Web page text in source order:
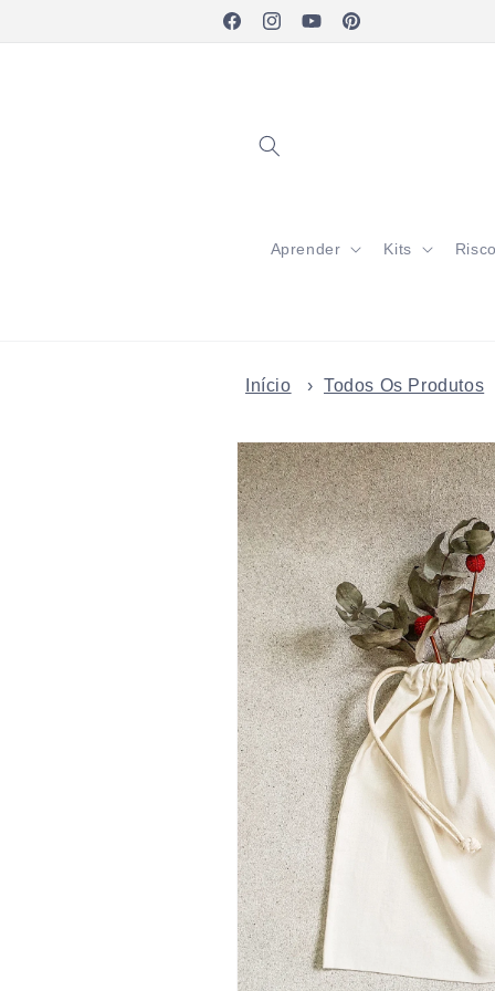
conteúdo
FacebookInstagramYouTubePinterest
Aprender Kits
Início › Todos Os Produtos
as
informações
do produto